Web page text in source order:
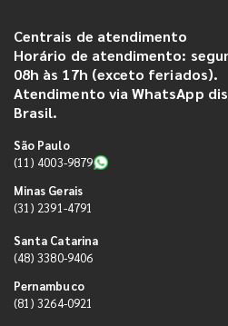
Centrais de atendimento
Horário de atendimento:
08h às 17h (exceto feriados).
Atendimento via WhatsApp
Brasil.
São Paulo
(11) 4003-9879
Minas Gerais
(31) 2391-4791
Santa Catarina
(48) 3380-9406
Pernambuco
(81) 3264-0921